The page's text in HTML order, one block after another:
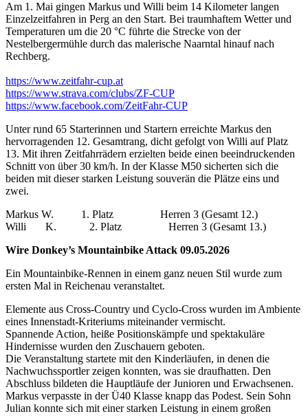
Am 1. Mai gingen Markus und Willi beim 14 Kilometer langen
Einzelzeitfahren in Perg an den Start. Bei traumhaftem Wetter und
Temperaturen um die 20 °C führte die Strecke von der
Nestelbergermühle durch das malerische Naarntal hinauf nach
Rechberg.
https://www.zeitfahr-cup.at
https://www.strava.com/clubs/ZF-CUP
https://www.facebook.com/ZeitFahr-CUP
Unter rund 65 Starterinnen und Startern erreichte Markus den
hervorragenden 12. Gesamtrang, dicht gefolgt von Willi auf Platz
13. Mit ihren Zeitfahrrädern erzielten beide einen beeindruckenden
Schnitt von über 30 km/h. In der Klasse M50 sicherten sich die
beiden mit dieser starken Leistung souverän die Plätze eins und
zwei.
Markus W. 1. Platz Herren 3 (Gesamt 12.)
Willi K. 2. Platz Herren 3 (Gesamt 13.)
Wire Donkey’s Mountainbike Attack 09.05.2026
Ein Mountainbike-Rennen in einem ganz neuen Stil wurde zum
ersten Mal in Reichenau veranstaltet.
Elemente aus Cross-Country und Cyclo-Cross wurden im Ambiente
eines Innenstadt-Kriteriums miteinander vermischt.
Spannende Action, heiße Positionskämpfe und spektakuläre
Hindernisse wurden den Zuschauern geboten.
Die Veranstaltung startete mit den Kinderläufen, in denen die
Nachwuchssportler zeigen konnten, was sie draufhatten. Den
Abschluss bildeten die Hauptläufe der Junioren und Erwachsenen.
Markus verpasste in der Ü40 Klasse knapp das Podest. Sein Sohn
Julian konnte sich mit einer starken Leistung in einem großen